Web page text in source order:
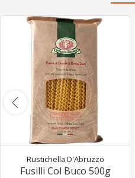
Rustichella D'Abruzzo
Fusilli Col Buco 500g